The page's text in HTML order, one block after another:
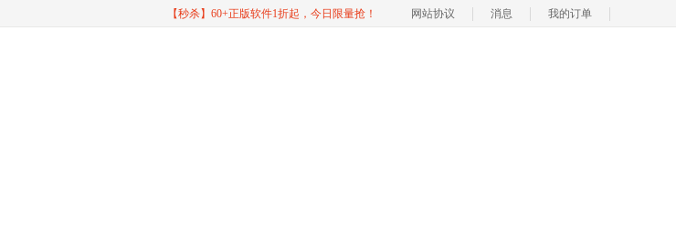
【秒杀】60+正版软件1折起，今日限量抢！ 网站协议 消息 我的订单